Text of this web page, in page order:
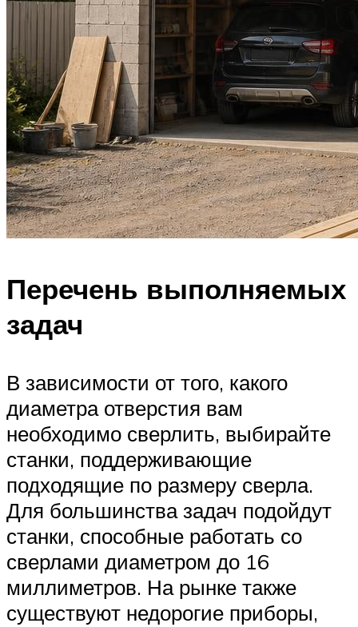
Перечень выполняемых
задач
В зависимости от того, какого
диаметра отверстия вам
необходимо сверлить, выбирайте
станки, поддерживающие
подходящие по размеру сверла.
Для большинства задач подойдут
станки, способные работать со
сверлами диаметром до 16
миллиметров. На рынке также
существуют недорогие приборы,